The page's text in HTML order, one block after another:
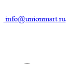
info@unionmart.ru